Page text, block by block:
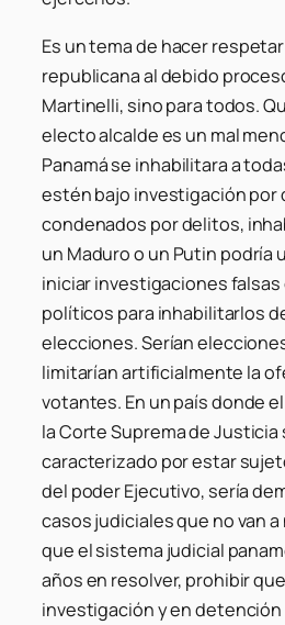
Es un tema de hacer
republicana al debido
Martinelli, sino para todos.
electo alcalde es un mal
Panamá se inhabilitara a
estén bajo investigación por
condenados por delitos,
un Maduro o un Putin podría
iniciar investigaciones
políticos para inhabilitarlos
elecciones. Serían
limitarían artificialmente la
votantes. En un país donde
la Corte Suprema de Justicia
caracterizado por estar
del poder Ejecutivo, sería
casos judiciales que no van
que el sistema judicial
años en resolver, prohibir
investigación y en